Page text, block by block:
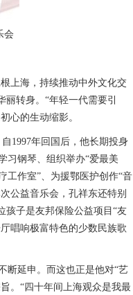
会
上海，持续推动中外文化交
转身。“年轻一代需要引
心的生动缩影。
1997年回国后，他长期投身
习钢琴、组织举办“爱最美
工作室”、为援鄂医护创作“音
公益音乐会，孔祥东还特别
孩子是友邦保险公益项目“友
唱响极富特色的少数民族歌
断延申。而这也正是他对“艺
。“四十年间上海观众是我最